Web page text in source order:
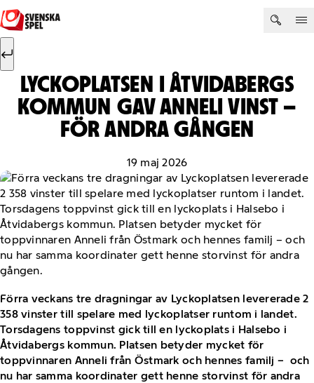
Hoppa till innehåll
Sök efter:
LYCKOPLATSEN I ÅTVIDABERGS
KOMMUN GAV ANNELI VINST –
FÖR ANDRA GÅNGEN
19 maj 2026
Förra veckans tre dragningar av Lyckoplatsen levererade 2
358 vinster till spelare med lyckoplatser runtom i landet.
Torsdagens toppvinst gick till en lyckoplats i Halsebo i
Åtvidabergs kommun. Platsen betyder mycket för
toppvinnaren Anneli från Östmark och hennes familj – och
nu har samma koordinater gett henne storvinst för andra